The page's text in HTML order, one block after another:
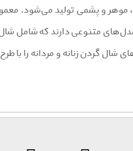
موهر و پشمی تولید می‌شود.
متنوعی دارند که شامل
شال گردن زنانه و مردانه را با